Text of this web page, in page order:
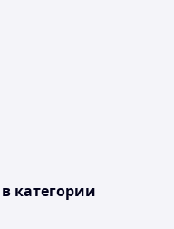
в категории